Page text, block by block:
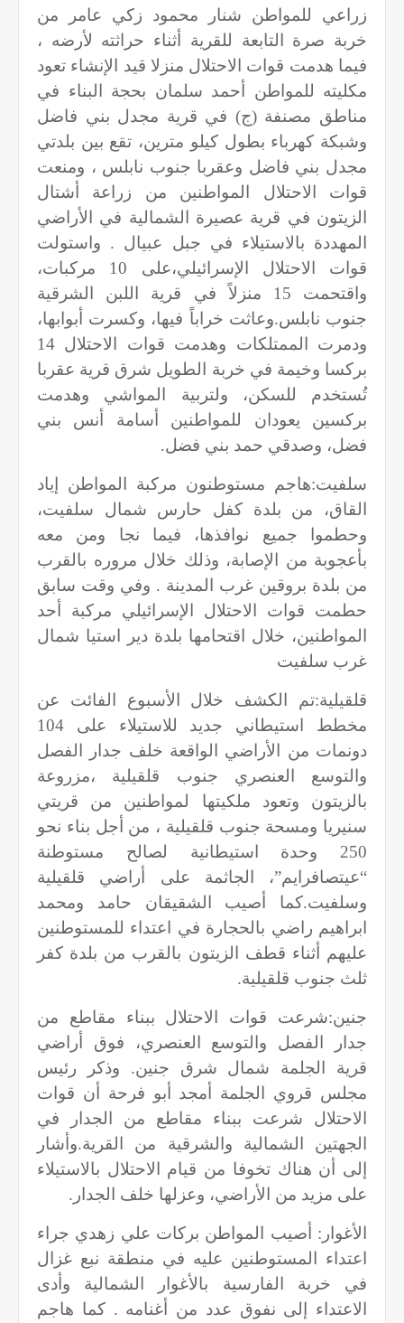
زراعي للمواطن شنار محمود زكي عامر من
خربة صرة التابعة للقرية أثناء حراثته لأرضه ،
فيما هدمت قوات الاحتلال منزلا قيد الإنشاء تعود
مكليته للمواطن أحمد سلمان بحجة البناء في
مناطق مصنفة (ج) في قرية مجدل بني فاضل
وشبكة كهرباء بطول كيلو مترين، تقع بين بلدتي
مجدل بني فاضل وعقربا جنوب نابلس ، ومنعت
قوات الاحتلال المواطنين من زراعة أشتال
الزيتون في قرية عصيرة الشمالية في الأراضي
المهددة بالاستيلاء في جبل عبيال . واستولت
قوات الاحتلال الإسرائيلي،على 10 مركبات،
واقتحمت 15 منزلاً في قرية اللبن الشرقية
جنوب نابلس.وعاثت خراباً فيها، وكسرت أبوابها،
ودمرت الممتلكات وهدمت قوات الاحتلال 14
بركسا وخيمة في خربة الطويل شرق قرية عقربا
تُستخدم للسكن، ولتربية المواشي وهدمت
بركسين يعودان للمواطنين أسامة أنس بني
فضل، وصدقي حمد بني فضل.
سلفيت:هاجم مستوطنون مركبة المواطن إياد
القاق، من بلدة كفل حارس شمال سلفيت،
وحطموا جميع نوافذها، فيما نجا ومن معه
بأعجوبة من الإصابة، وذلك خلال مروره بالقرب
من بلدة بروقين غرب المدينة . وفي وقت سابق
حطمت قوات الاحتلال الإسرائيلي مركبة أحد
المواطنين، خلال اقتحامها بلدة دير استيا شمال
غرب سلفيت
قلقيلية:تم الكشف خلال الأسبوع الفائت عن
مخطط استيطاني جديد للاستيلاء على 104
دونمات من الأراضي الواقعة خلف جدار الفصل
والتوسع العنصري جنوب قلقيلية ،مزروعة
بالزيتون وتعود ملكيتها لمواطنين من قريتي
سنيريا ومسحة جنوب قلقيلية ، من أجل بناء نحو
250 وحدة استيطانية لصالح مستوطنة
“عيتصافرايم”، الجاثمة على أراضي قلقيلية
وسلفيت.كما أصيب الشقيقان حامد ومحمد
ابراهيم راضي بالحجارة في اعتداء للمستوطنين
عليهم أثناء قطف الزيتون بالقرب من بلدة كفر
ثلث جنوب قلقيلية.
جنين:شرعت قوات الاحتلال ببناء مقاطع من
جدار الفصل والتوسع العنصري، فوق أراضي
قرية الجلمة شمال شرق جنين. وذكر رئيس
مجلس قروي الجلمة أمجد أبو فرحة أن قوات
الاحتلال شرعت ببناء مقاطع من الجدار في
الجهتين الشمالية والشرقية من القرية.وأشار
إلى أن هناك تخوفا من قيام الاحتلال بالاستيلاء
على مزيد من الأراضي، وعزلها خلف الجدار .
الأغوار: أصيب المواطن بركات علي زهدي جراء
اعتداء المستوطنين عليه في منطقة نبع غزال
في خربة الفارسية بالأغوار الشمالية وأدى
الاعتداء إلى نفوق عدد من أغنامه . كما هاجم